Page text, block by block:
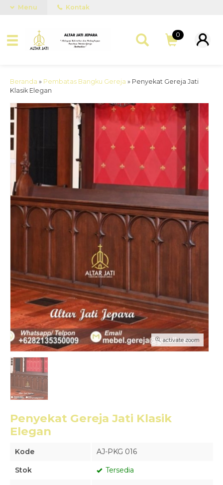
Menu Kontak
0
Beranda » Pembatas Bangku Gereja » Penyekat Gereja Jati
Klasik Elegan
activate zoom
Penyekat Gereja Jati Klasik
Elegan
Kode AJ-PKG 016
Stok Tersedia